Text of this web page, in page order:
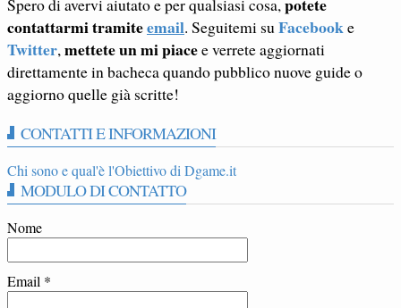
contattarmi tramiteemail. Seguitemi su Facebooke
Twitter, mettete un mi piacee verrete aggiornati
direttamente in bacheca quando pubblico nuove guide o
aggiorno quelle già scritte!
CONTATTI E INFORMAZIONI
Chi sono e qual'è l'Obiettivo di Dgame.it
MODULO DI CONTATTO
Nome
Email *